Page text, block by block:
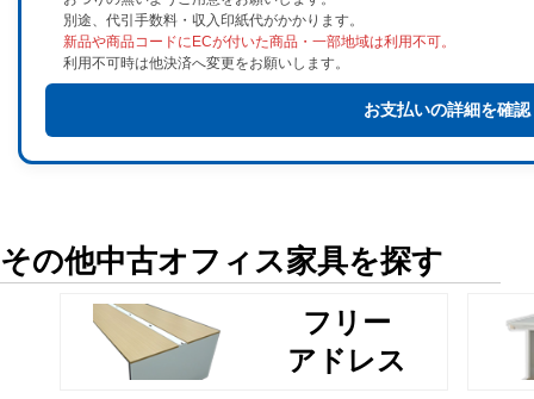
別途、代引手数料・収入印紙代がかかります。
新品や商品コードにECが付いた商品・一部地域は利用不可。
利用不可時は他決済へ変更をお願いします。
お支払いの詳細を確認
その他中古オフィス家具を探す
フリー
アドレス